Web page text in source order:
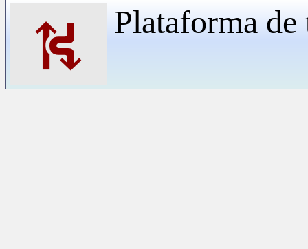
⛕ Plataforma de